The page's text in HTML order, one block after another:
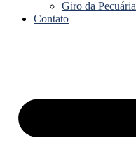
Giro da Pecuária
Contato